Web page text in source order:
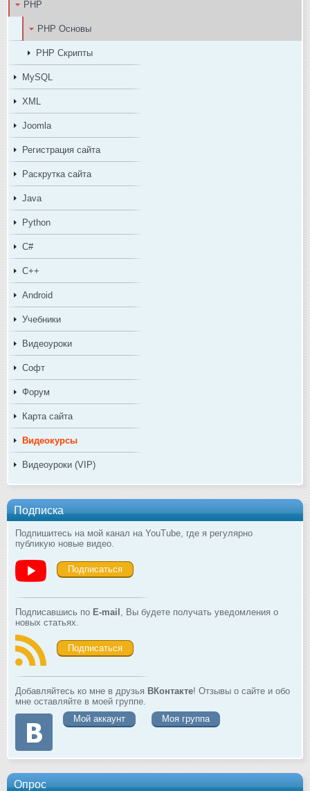
PHP
PHP Основы
PHP Скрипты
MySQL
XML
Joomla
Регистрация сайта
Раскрутка сайта
Java
Python
C#
C++
Android
Учебники
Видеоуроки
Софт
Форум
Карта сайта
Видеокурсы
Видеоуроки (VIP)
Подписка
Подпишитесь на мой канал на YouTube, где я регулярно
публикую новые видео.
Подписаться
Подписавшись по E-mail , Вы будете получать уведомления о
новых статьях.
Подписаться
Добавляйтесь ко мне в друзья ВКонтакте! Отзывы о сайте и обо
мне оставляйте в моей группе.
Мой аккаунт
Моя группа
Опрос